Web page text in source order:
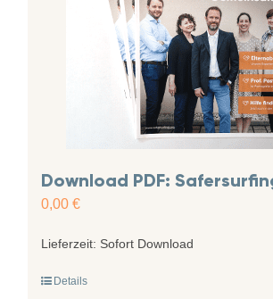
Download PDF:
0,00 €
Lieferzeit: Sofort Download
Details